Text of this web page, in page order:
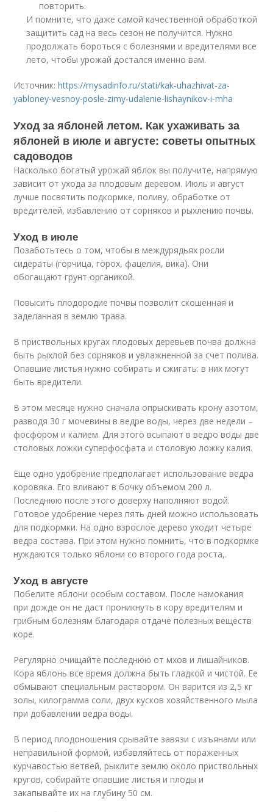
повторить.
И помните, что даже самой качественной обработкой
защитить сад на весь сезон не получится. Нужно
продолжать бороться с болезнями и вредителями все
лето, чтобы урожай достался именно вам.
Источник:https://mysadinfo.ru/stati/kak-uhazhivat-za-
yabloney-vesnoy-posle-zimy-udalenie-lishaynikov-i-mha
Уход за яблоней летом. Как ухаживать за
яблоней в июле и августе: советы опытных
садоводов
Насколько богатый урожай яблок вы получите, напрямую
зависит от ухода за плодовым деревом. Июль и август
лучше посвятить подкормке, поливу, обработке от
вредителей, избавлению от сорняков и рыхлению почвы.
Уход в июле
Позаботьтесь о том, чтобы в междурядьях росли
сидераты (горчица, горох, фацелия, вика). Они
обогащают грунт органикой.
Повысить плодородие почвы позволит скошенная и
заделанная в землю трава.
В приствольных кругах плодовых деревьев почва должна
быть рыхлой без сорняков и увлажненной за счет полива.
Опавшие листья нужно собирать и сжигать: в них могут
быть вредители.
В этом месяце нужно сначала опрыскивать крону азотом,
разводя 30 г мочевины в ведре воды, через две недели –
фосфором и калием. Для этого всыпают в ведро воды две
столовых ложки суперфосфата и столовую ложку калия.
Еще одно удобрение предполагает использование ведра
коровяка. Его вливают в бочку объемом 200 л.
Последнюю после этого доверху наполняют водой.
Готовое удобрение через пять дней можно использовать
для подкормки. На одно взрослое дерево уходит четыре
ведра состава. При этом нужно помнить, что в подкормке
нуждаются только яблони со второго года роста,.
Уход в августе
Побелите яблони особым составом. После намокания
при дожде он не даст проникнуть в кору вредителям и
грибным болезням благодаря отдаче полезных веществ
коре.
Регулярно очищайте последнюю от мхов и лишайников.
Кора яблонь все время должна быть гладкой и чистой. Ее
обмывают специальным раствором. Он варится из 2,5 кг
золы, килограмма соли, двух кусков хозяйственного мыла
при добавлении ведра воды.
В период плодоношения срывайте завязи с изъянами или
неправильной формой, избавляйтесь от пораженных
курчавостью ветвей, рыхлите землю около приствольных
кругов, собирайте опавшие листья и плоды и
закапывайте их на глубину 50 см.